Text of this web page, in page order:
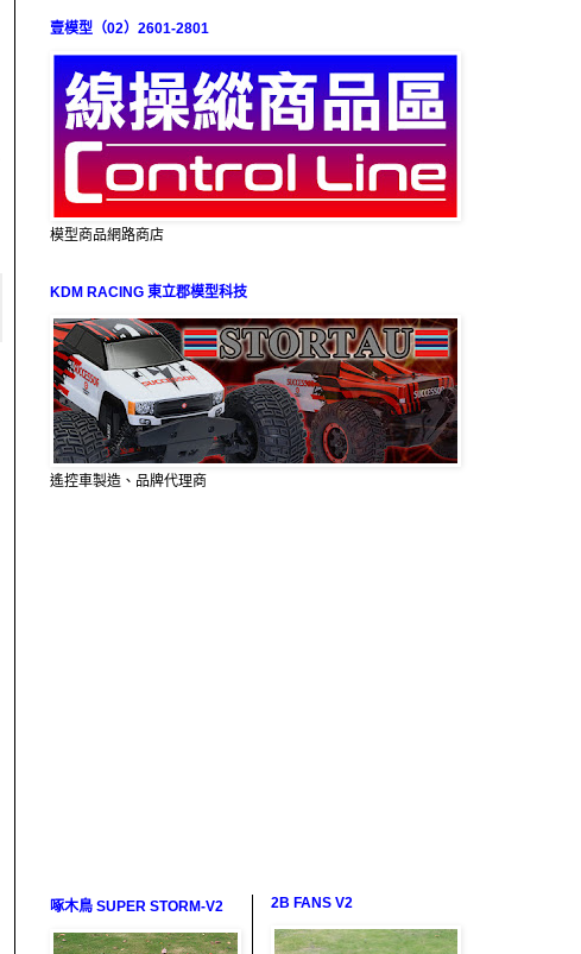
壹模型（02）2601-2801
模型商品網路商店
KDM RACING 東立郡模型科技
遙控車製造、品牌代理商
啄木鳥 SUPER STORM-V2 2B FANS V2